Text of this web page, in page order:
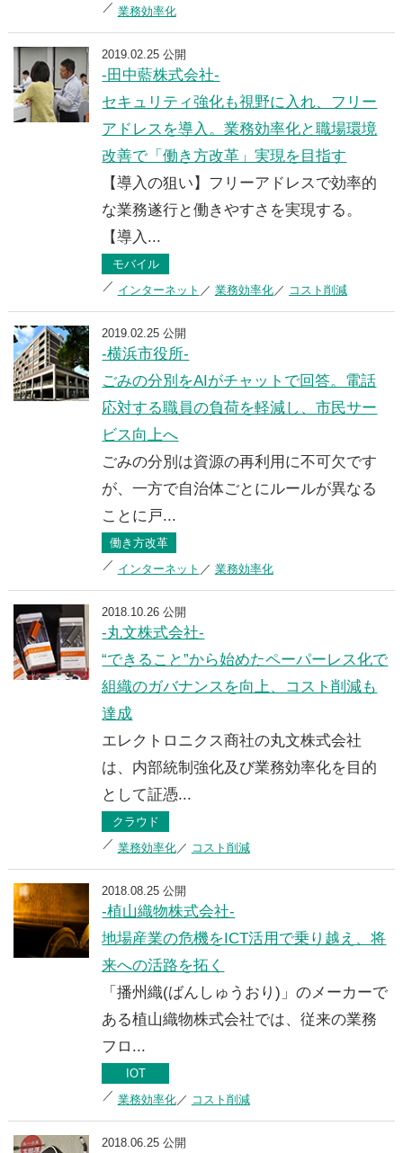
業務効率化
2019.02.25 公開
-田中藍株式会社-
セキュリティ強化も視野に入れ、フリー
アドレスを導入。業務効率化と職場環境
改善で「働き方改革」実現を目指す
【導入の狙い】フリーアドレスで効率的
な業務遂行と働きやすさを実現する。
【導入...
モバイル
インターネット
業務効率化 コスト削減
2019.02.25 公開
-横浜市役所-
ごみの分別をAIがチャットで回答。電話
応対する職員の負荷を軽減し、市民サー
ビス向上へ
ごみの分別は資源の再利用に不可欠です
が、一方で自治体ごとにルールが異なる
ことに戸...
働き方改革
インターネット
業務効率化
2018.10.26 公開
-丸文株式会社-
“できること”から始めたペーパーレス化で
組織のガバナンスを向上、コスト削減も
達成
エレクトロニクス商社の丸文株式会社
は、内部統制強化及び業務効率化を目的
として証憑...
クラウド
業務効率化
コスト削減
2018.08.25 公開
-植山織物株式会社-
地場産業の危機をICT活用で乗り越え、将
来への活路を拓く
「播州織(ばんしゅうおり)」のメーカーで
ある植山織物株式会社では、従来の業務
フロ...
IOT
業務効率化
コスト削減
2018.06.25 公開